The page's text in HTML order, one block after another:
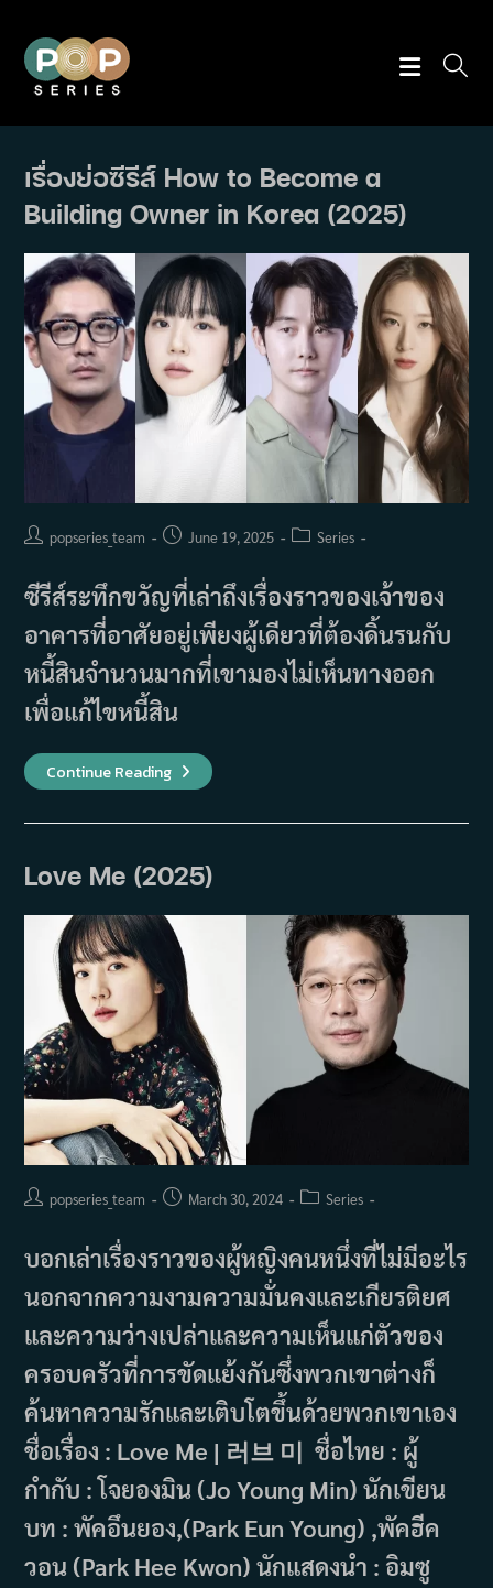
content
เรื่องย่อซีรีส์ How to Become a
Building Owner in Korea (2025)
Postpopseries_team
PostJune 19, 2025
PostSeries
ซีรีส์ระทึกขวัญที่เล่าถึงเรื่องราวของเจ้าของ
อาคารที่อาศัยอยู่เพียงผู้เดียวที่ต้องดิ้นรนกับ
หนี้สินจำนวนมากที่เขามองไม่เห็นทางออก
เพื่อแก้ไขหนี้สิน
Continue Readingเรื่อง
ย่อ
Become
A
Building
In
Korea
(2025)
Love Me (2025)
Postpopseries_team
PostMarch 30, 2024
PostSeries
บอกเล่าเรื่องราวของผู้หญิงคนหนึ่งที่ไม่มีอะไร
นอกจากความงามความมั่นคงและเกียรติยศ
และความว่างเปล่าและความเห็นแก่ตัวของ
ครอบครัวที่การขัดแย้งกันซึ่งพวกเขาต่างก็
ค้นหาความรักและเติบโตขึ้นด้วยพวกเขาเอง
ชื่อเรื่อง : Love Me | 러브 미 ชื่อไทย : ผู้
กำกับ : โจยองมิน (Jo Young Min) นักเขียน
บท : พัคอึนยอง,(Park Eun Young) ,พัคฮีค
วอน (Park Hee Kwon) นักแสดงนำ : อิมซู